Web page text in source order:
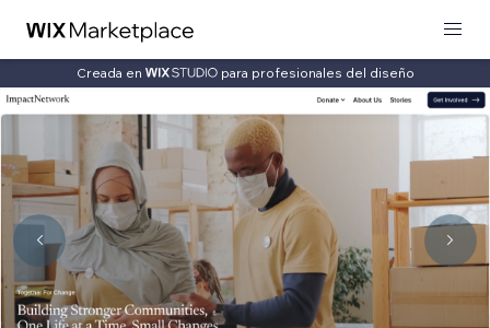
Creada en para profesionales del diseño